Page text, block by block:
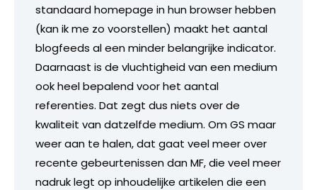
standaard homepage in hun browser hebben
(kan ik me zo voorstellen) maakt het aantal
blogfeeds al een minder belangrijke indicator.
Daarnaast is de vluchtigheid van een medium
ook heel bepalend voor het aantal
referenties. Dat zegt dus niets over de
kwaliteit van datzelfde medium. Om GS maar
weer aan te halen, dat gaat veel meer over
recente gebeurtenissen dan MF, die veel meer
nadruk legt op inhoudelijke artikelen die een